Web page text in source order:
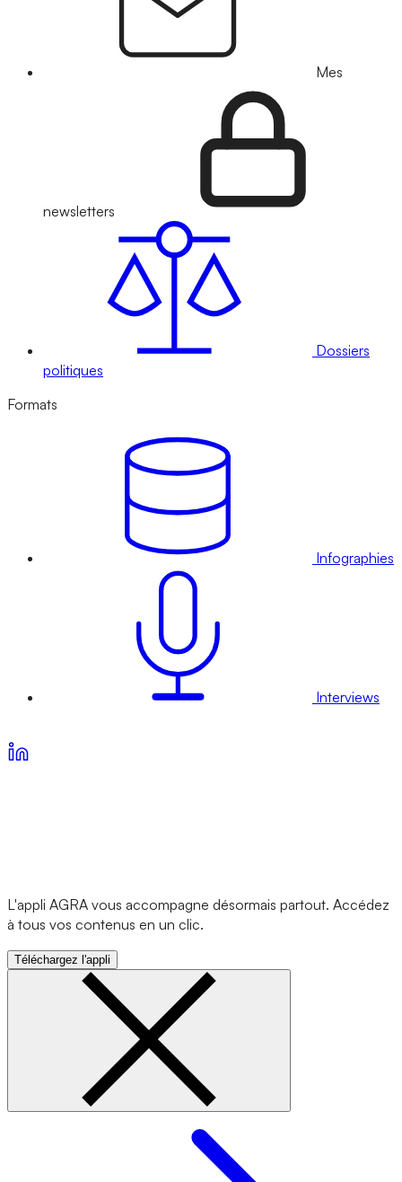
Mes
newsletters
Dossiers
politiques
Formats
Infographies
Interviews
L'appli AGRA vous accompagne désormais partout. Accédez
à tous vos contenus en un clic.
Téléchargez l'appli